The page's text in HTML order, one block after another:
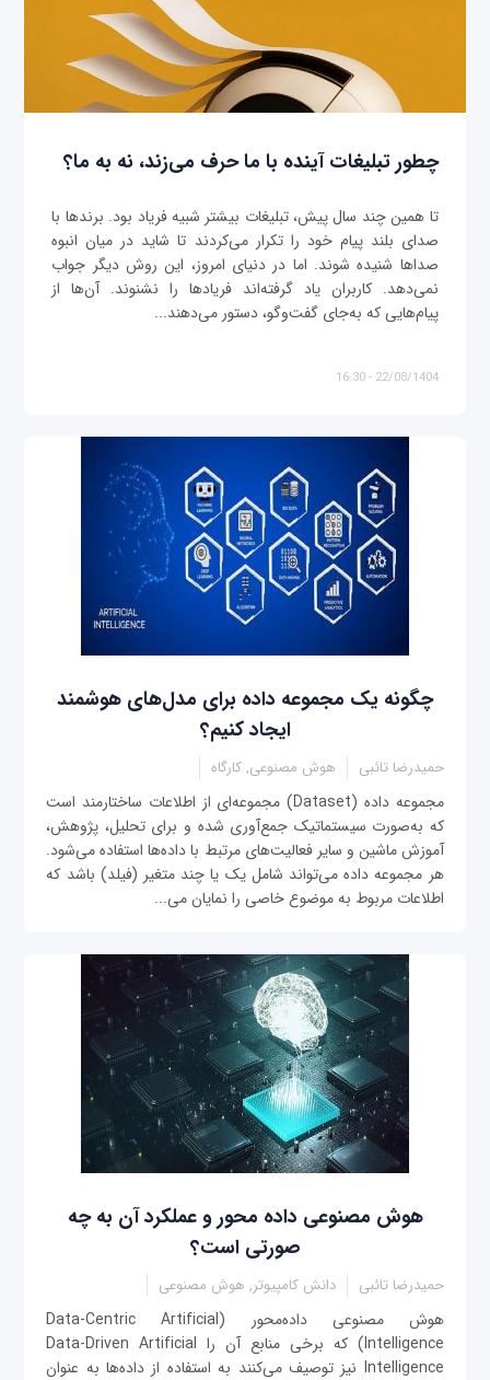
چطور تبلیغات آینده با ما حرف می‌زند، نه به ما؟
تا همین چند سال پیش، تبلیغات بیشتر شبیه فریاد بود. برندها با
صدای بلند پیام خود را تکرار می‌کردند تا شاید در میان انبوه
صداها شنیده شوند. اما در دنیای امروز، این روش دیگر جواب
نمی‌دهد. کاربران یاد گرفته‌اند فریادها را نشنوند. آن‌ها از
پیام‌هایی که به‌جای گفت‌وگو، دستور می‌دهند...
22/08/1404 - 16:30
چگونه یک مجموعه داده‌ برای مدل‌های هوشمند
ایجاد کنیم؟
حمیدرضا تائبی هوش مصنوعی, کارگاه
مجموعه داده‌ (Dataset) مجموعه‌ای از اطلاعات ساختارمند است
که به‌صورت سیستماتیک جمع‌آوری شده و برای تحلیل، پژوهش،
آموزش ماشین و سایر فعالیت‌های مرتبط با داده‌ها استفاده می‌شود.
هر مجموعه داده می‌تواند شامل یک یا چند متغیر (فیلد) باشد که
اطلاعات مربوط به موضوع خاصی را نمایان می‌...
هوش مصنوعی داده محور و عملکرد آن به چه
صورتی است؟
حمیدرضا تائبی دانش کامپیوتر, هوش مصنوعی
هوش مصنوعی داده‌محور (Data-Centric Artificial
Intelligence) که برخی منابع آن‌ را Data-Driven Artificial
Intelligence نیز توصیف می‌کنند به استفاده از داده‌ها به عنوان